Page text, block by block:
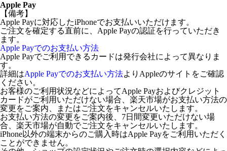
Apple Pay
【備考】
Apple Payに対応したiPhoneでお支払いいただけます。
ご注文を確定する直前に、Apple Payの認証を行っていただき
ます。
Apple Payでのお支払い方法
Apple Payでご利用できるカードは発行会社によって異なりま
す。
詳細はApple Payでのお支払い方法よりAppleのサイトをご確認
ください。
お客様のご利用状況などによってApple Payおよびクレジット
カードがご利用いただけない場合、楽天市場がお支払い方法の
変更をご案内、またはご注文をキャンセルいたします。
お支払い方法の変更をご案内後、7日間変更いただけない場
合、楽天市場が自動でご注文をキャンセルいたします。
iPhone以外の端末からのご購入時はApple Payをご利用いただく
ことができません。